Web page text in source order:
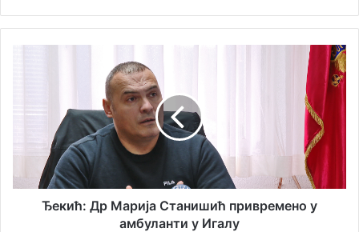
привремено
амбуланти
Игалу
Ђекић: Др Марија Станишић привремено у
амбуланти у Игалу